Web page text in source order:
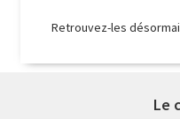
Retrouvez-les
Le